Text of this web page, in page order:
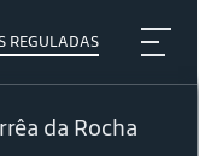
REGULADAS
da Rocha